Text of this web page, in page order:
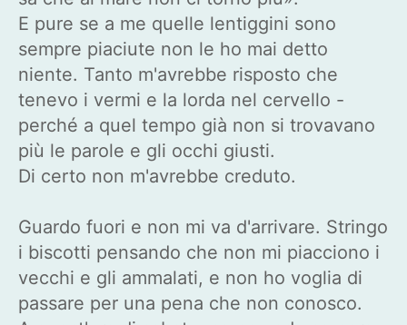
E pure se a me quelle lentiggini sono
sempre piaciute non le ho mai detto
niente. Tanto m'avrebbe risposto che
tenevo i vermi e la lorda nel cervello -
perché a quel tempo già non si trovavano
più le parole e gli occhi giusti.
Di certo non m'avrebbe creduto.
Guardo fuori e non mi va d'arrivare. Stringo
i biscotti pensando che non mi piacciono i
vecchi e gli ammalati, e non ho voglia di
passare per una pena che non conosco.